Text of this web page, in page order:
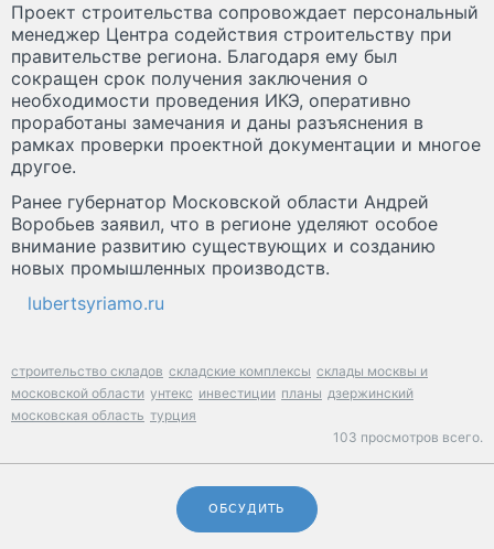
Проект строительства сопровождает персональный
менеджер Центра содействия строительству при
правительстве региона. Благодаря ему был
сокращен срок получения заключения о
необходимости проведения ИКЭ, оперативно
проработаны замечания и даны разъяснения в
рамках проверки проектной документации и многое
другое.
Ранее губернатор Московской области Андрей
Воробьев заявил, что в регионе уделяют особое
внимание развитию существующих и созданию
новых промышленных производств.
lubertsyriamo.ru
строительство складов складские комплексы склады москвы и
московской области унтекс инвестиции планы дзержинский
московская область турция
103 просмотров всего.
ОБСУДИТЬ